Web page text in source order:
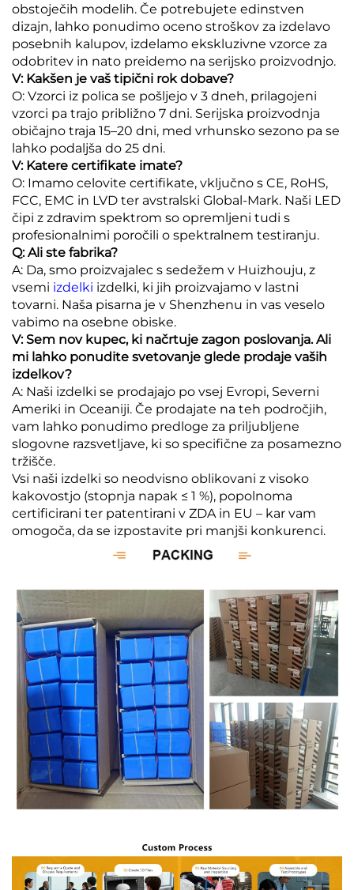
obstoječih modelih. Če potrebujete edinstven
dizajn, lahko ponudimo oceno stroškov za izdelavo
posebnih kalupov, izdelamo ekskluzivne vzorce za
odobritev in nato preidemo na serijsko proizvodnjo.
V: Kakšen je vaš tipični rok dobave?
O: Vzorci iz polica se pošljejo v 3 dneh, prilagojeni
vzorci pa trajo približno 7 dni. Serijska proizvodnja
običajno traja 15–20 dni, med vrhunsko sezono pa se
lahko podaljša do 25 dni.
V: Katere certifikate imate?
O: Imamo celovite certifikate, vključno s CE, RoHS,
FCC, EMC in LVD ter avstralski Global-Mark. Naši LED
čipi z zdravim spektrom so opremljeni tudi s
profesionalnimi poročili o spektralnem testiranju.
Q: Ali ste fabrika?
A: Da, smo proizvajalec s sedežem v Huizhouju, z
vsemi izdelki izdelki, ki jih proizvajamo v lastni
tovarni. Naša pisarna je v Shenzhenu in vas veselo
vabimo na osebne obiske.
V: Sem nov kupec, ki načrtuje zagon poslovanja. Ali
mi lahko ponudite svetovanje glede prodaje vaših
izdelkov?
A: Naši izdelki se prodajajo po vsej Evropi, Severni
Ameriki in Oceaniji. Če prodajate na teh področjih,
vam lahko ponudimo predloge za priljubljene
slogovne razsvetljave, ki so specifične za posamezno
tržišče.
Vsi naši izdelki so neodvisno oblikovani z visoko
kakovostjo (stopnja napak ≤ 1 %), popolnoma
certificirani ter patentirani v ZDA in EU – kar vam
omogoča, da se izpostavite pri manjši konkurenci.